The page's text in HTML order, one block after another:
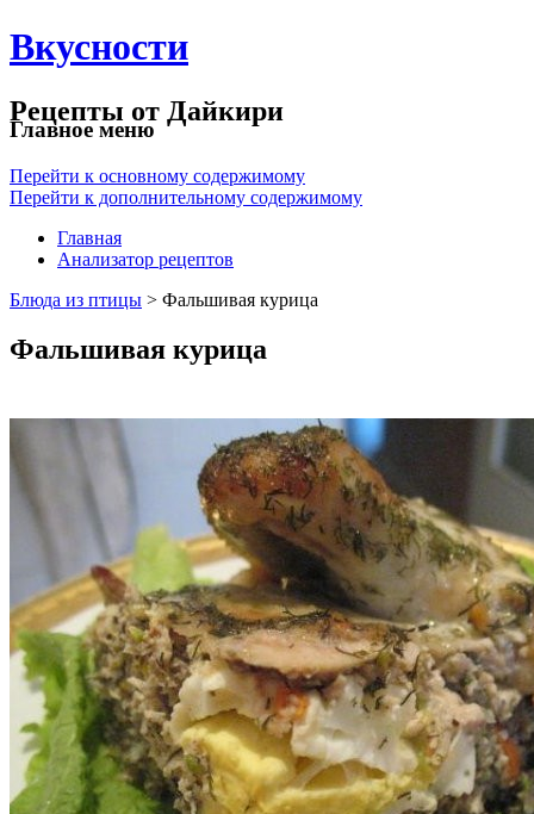
Вкусности
Рецепты от Дайкири
Главное меню
Перейти к основному содержимому
Перейти к дополнительному содержимому
Главная
Анализатор рецептов
Блюда из птицы > Фальшивая курица
Фальшивая курица